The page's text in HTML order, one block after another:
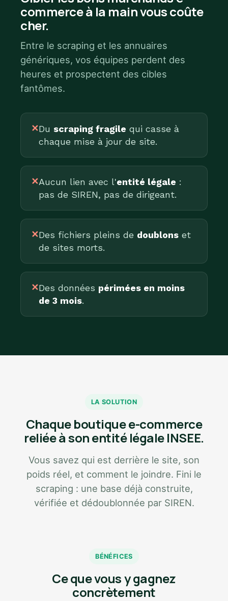
commerce à la main vous coûte
cher.
Entre le scraping et les annuaires
génériques, vos équipes perdent des
heures et prospectent des cibles
fantômes.
✕Du scraping fragile qui casse à
chaque mise à jour de site.
✕Aucun lien avec l'entité légale :
pas de SIREN, pas de dirigeant.
✕Des fichiers pleins de doublons et
de sites morts.
✕Des données périmées en moins
de 3 mois.
LA SOLUTION
Chaque boutique e-commerce
reliée à son entité légale INSEE.
Vous savez qui est derrière le site, son
poids réel, et comment le joindre. Fini le
scraping : une base déjà construite,
vérifiée et dédoublonnée par SIREN.
BÉNÉFICES
Ce que vous y gagnez
concrètement